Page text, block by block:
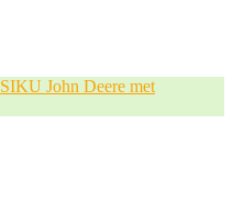
SIKU John Deere met